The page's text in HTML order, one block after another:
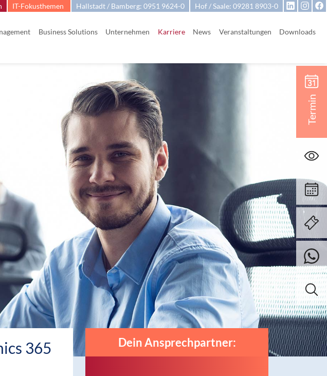
Termin
IT-Fokusthemen Hallstadt / Bamberg: 0951 9624-0 Hof / Saale: 09281 8903-0
Business Solutions Unternehmen Karriere News Veranstaltungen Downloads
365
Dein Ansprechpartner: